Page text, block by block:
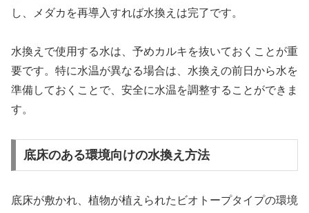
し、メダカを再導入すれば水換えは完了です。
水換えで使用する水は、予めカルキを抜いておくことが重
要です。特に水温が異なる場合は、水換えの前日から水を
準備しておくことで、安全に水温を調整することができま
す。
底床のある環境向けの水換え方法
底床が敷かれ、植物が植えられたビオトープタイプの環境